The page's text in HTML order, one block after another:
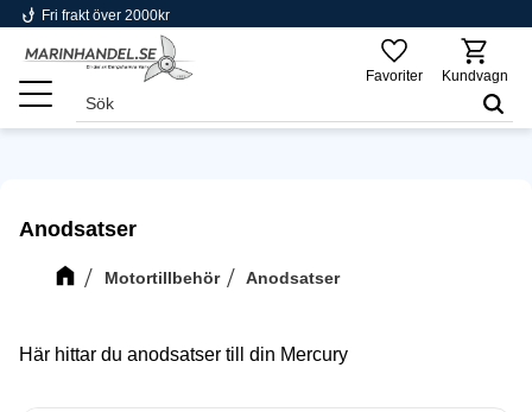
Meny
phishing Fri frakt över 2000kr
Favoriter Kundvagn
Anodsatser
Motortillbehör Anodsatser
Här hittar du anodsatser till din Mercury